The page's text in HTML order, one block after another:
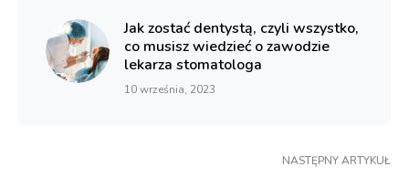
Jak zostać dentystą, czyli wszystko,
co musisz wiedzieć o zawodzie
lekarza stomatologa
10 września, 2023
NASTĘPNY ARTYKUŁ